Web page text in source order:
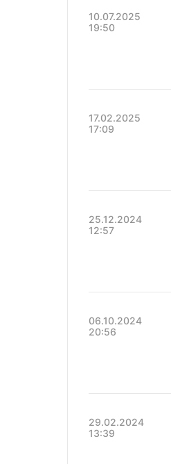
10.07.2025
19:50
17.02.2025
17:09
25.12.2024
12:57
06.10.2024
20:56
29.02.2024
13:39